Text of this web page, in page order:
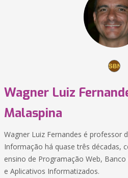
Wagner Luiz
Malaspina
Wagner Luiz Fernandes é professor
Informação há quase três décadas,
ensino de Programação Web,
e Aplicativos Informatizados.